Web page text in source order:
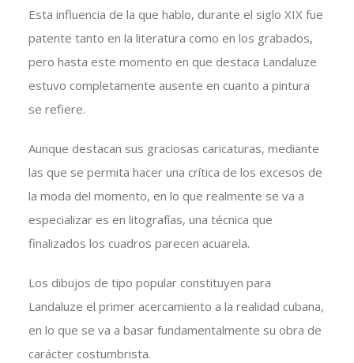
Esta influencia de la que hablo, durante el siglo XIX fue
patente tanto en la literatura como en los grabados,
pero hasta este momento en que destaca Landaluze
estuvo completamente ausente en cuanto a pintura
se refiere.
Aunque destacan sus graciosas caricaturas, mediante
las que se permita hacer una crítica de los excesos de
la moda del momento, en lo que realmente se va a
especializar es en litografías, una técnica que
finalizados los cuadros parecen acuarela.
Los dibujos de tipo popular constituyen para
Landaluze el primer acercamiento a la realidad cubana,
en lo que se va a basar fundamentalmente su obra de
carácter costumbrista.